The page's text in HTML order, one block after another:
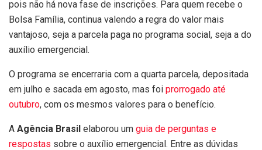
pois não há nova fase de inscrições. Para quem recebe o
Bolsa Família, continua valendo a regra do valor mais
vantajoso, seja a parcela paga no programa social, seja a do
auxílio emergencial.
O programa se encerraria com a quarta parcela, depositada
em julho e sacada em agosto, mas foi prorrogado até
outubro, com os mesmos valores para o benefício.
A Agência Brasil elaborou um guia de perguntas e
respostas sobre o auxílio emergencial. Entre as dúvidas